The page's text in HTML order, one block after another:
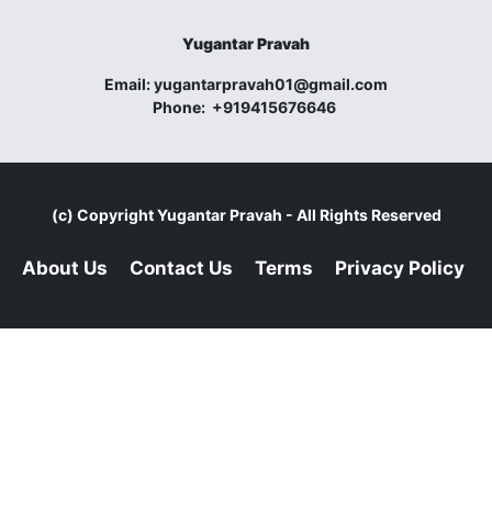
Yugantar Pravah
Email:yugantarpravah01@gmail.com
Phone: +919415676646
(c) CopyrightYugantar Pravah - All Rights Reserved
About Us Contact Us Terms Privacy Policy